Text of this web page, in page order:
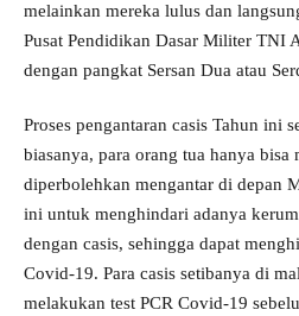
melainkan mereka lulus dan
Pusat Pendidikan Dasar Militer TNI
dengan pangkat Sersan Dua atau
Proses pengantaran casis Tahun ini
biasanya, para orang tua hanya bisa
diperbolehkan mengantar di depan
ini untuk menghindari adanya
dengan casis, sehingga dapat
Covid-19. Para casis setibanya di
melakukan test PCR Covid-19